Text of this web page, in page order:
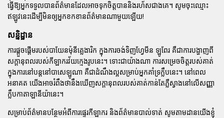
ធ្វើឱ្យអ្នកទទួលបានព័ត៌មានដែលអាចទុកចិត្តបាននិងរហ័សជាងគេ។ សូមចុះឈ្មោះ
ឥឡូវនេះដើម្បីមិនឲ្យអ្នកខកខានព័ត៌មានណាមួយឡើយ!
សន្និដ្ឋាន
ការផ្តួចផ្តើមរបស់បាយែនម៉ុនីគ្លេងារិក ក្នុងការចង់ទិញហ្វែមីន ឡូពែរ គឺជាការបង្ហាញពី
សក្តានុពលរបស់កីឡាករវ័យក្មេងរូបនេះ។ ទោះជាយ៉ាងណា ការសម្រេចចិត្តរបស់គាត់
ក្នុងការនៅបន្តនៅបាសេឡូណា គឺជាដំណឹងល្អសម្រាប់អ្នកគាំទ្រក្លឹបនេះ។ នៅពេល
អនាគត យើងអាចរំពឹងថានឹងឃើញសក្តានុពលរបស់គាត់កាន់តែភ្លឺស្វាងនៅលើសញ្ញា
ក្លឹបកាតាឡានីយ៉ានេះ។
សម្រាប់ព័ត៌មានបន្ថែមអំពីការផ្ទេរកីឡាករ និងព័ត៌មានបាល់ទាត់ សូមតាមដានយើងខ្ញុំ